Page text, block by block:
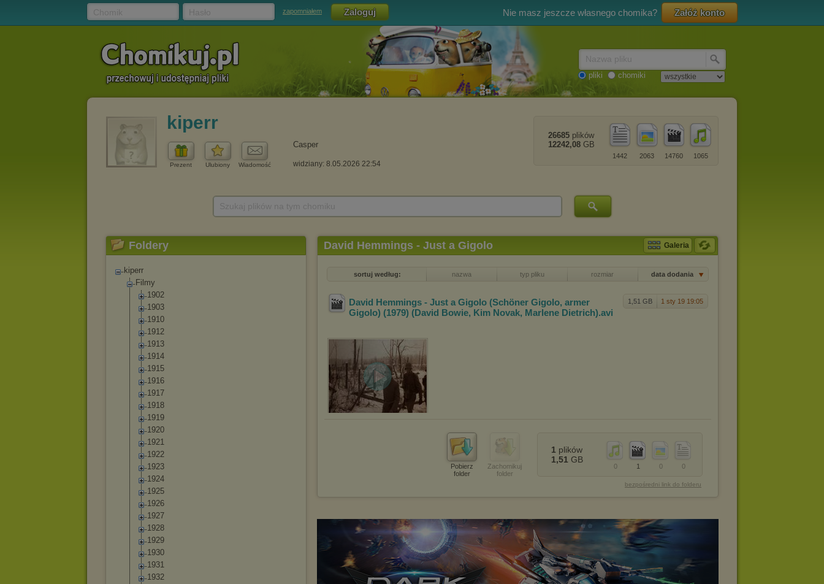
zapomniałem Nie masz jeszcze własnego chomika? Załóż konto
pliki chomiki
kiperr
Prezent Ulubiony Wiadomość
Casper
widziany: 8.05.2026 22:54
1065
14760
2063
1442
26685 plików
12242,08 GB
Foldery
kiperr
Filmy
1902
1903
1910
1912
1913
1914
1915
1916
1917
1918
1919
1920
1921
1922
1923
1924
1925
1926
1927
1928
1929
1930
1931
1932
David Hemmings - Just a Gigolo Galeria
sortuj według: nazwa typ pliku rozmiar data dodania
1,51 GB 1 sty 19 19:05
David Hemmings - Just a Gigolo (Schöner Gigolo, armer
Gigolo) (1979) (David Bowie, Kim Novak, Marlene Dietrich).avi
Pobierz
folder
Zachomikuj
folder
0
0
1
0
1 plików
1,51 GB
bezpośredni link do folderu